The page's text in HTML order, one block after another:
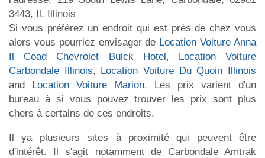
3443, Il, Illinois
Si vous préférez un endroit qui est près de chez vous
alors vous pourriez envisager de Location Voiture Anna
Il Coad Chevrolet Buick Hotel, Location Voiture
Carbondale Illinois, Location Voiture Du Quoin Illinois
and Location Voiture Marion. Les prix varient d'un
bureau à si vous pouvez trouver les prix sont plus
chers à certains de ces endroits.
Il ya plusieurs sites à proximité qui peuvent être
d'intérêt. Il s'agit notamment de Carbondale Amtrak